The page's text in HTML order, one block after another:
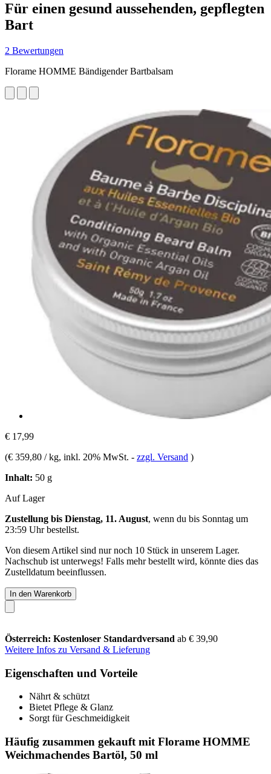
Für einen gesund aussehenden, gepflegten
Bart
2 Bewertungen
Florame HOMME Bändigender Bartbalsam
€ 17,99
(€ 359,80 / kg, inkl. 20% MwSt. - zzgl. Versand )
Inhalt: 50 g
Auf Lager
Zustellung bis Dienstag, 11. August, wenn du bis Sonntag um
23:59 Uhrbestellst.
Von diesem Artikel sind nur noch 10 Stück in unserem Lager.
Nachschub ist unterwegs! Falls mehr bestellt wird, könnte dies das
Zustelldatum beeinflussen.
In den Warenkorb
Österreich: Kostenloser Standardversand ab € 39,90
Weitere Infos zu Versand & Lieferung
Eigenschaften und Vorteile
Nährt & schützt
Bietet Pflege & Glanz
Sorgt für Geschmeidigkeit
Häufig zusammen gekauft mit Florame HOMME
Weichmachendes Bartöl, 50 ml